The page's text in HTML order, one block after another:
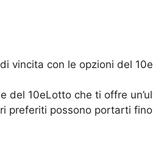
vincita con le opzioni del
del 10eLotto che ti offre
preferiti possono portarti